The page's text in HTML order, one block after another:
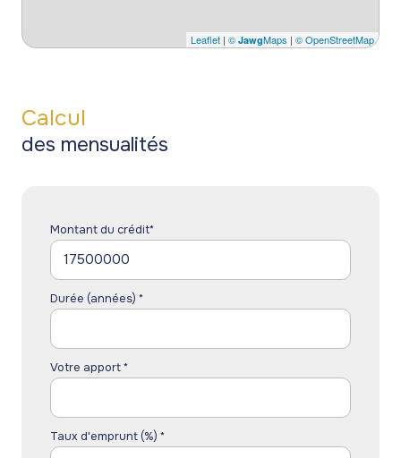
Leaflet | © JawgMaps | © OpenStreetMap
Calcul
des mensualités
Montant du crédit*
Durée (années) *
Votre apport *
Taux d'emprunt (%) *